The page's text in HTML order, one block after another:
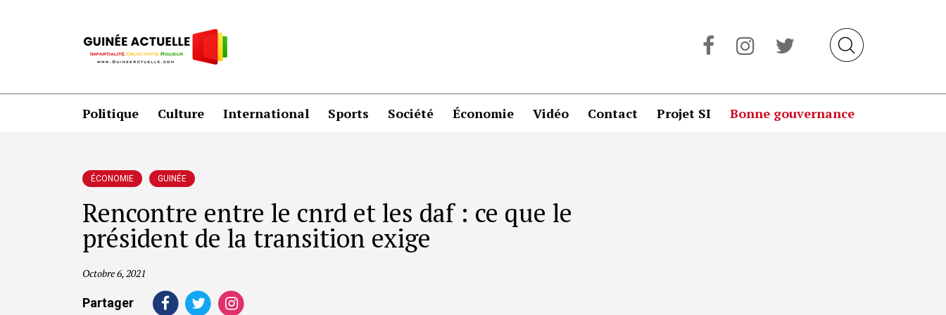
Politique Culture International Sports Société Économie Vidéo Contact Projet SI Bonne gouvernance
ÉCONOMIE GUINÉE
Rencontre entre le cnrd et les daf : ce que le
président de la transition exige
Octobre 6, 2021
Partager